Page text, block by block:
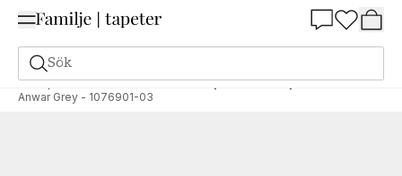
Sök
Tapeter Varumärken Blue Monkey Blue Monkey
Anwar Grey - 1076901-03